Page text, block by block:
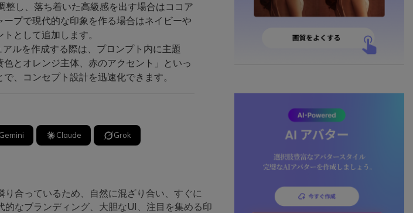
し、落ち着いた高級感を出す場合はココア
プで現代的な印象を作る場合はネイビーや
として追加します。
ルを作成する際は、プロンプト内に主題
色とオレンジ主体、赤のアクセント」といっ
、コンセプト設計を迅速化できます。
Gemini Claude Grok
合っているため、自然に混ざり合い、すぐに
的なブランディング、大胆なUI、注目を集める印